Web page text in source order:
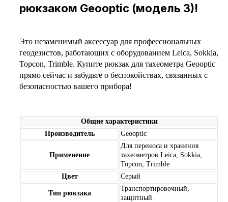
рюкзаком Geooptic (модель 3)!
Это незаменимый аксессуар для профессиональных
геодезистов, работающих с оборудованием Leica, Sokkia,
Topcon, Trimble. Купите рюкзак для тахеометра Geooptic
прямо сейчас и забудьте о беспокойствах, связанных с
безопасностью вашего прибора!
Общие характеристики
Производитель
Geooptic
Применение
Для переноса и хранения
тахеометров Leica, Sokkia,
Topcon, Trimble
Цвет
Серый
Тип рюкзака
Транспортировочный,
защитный